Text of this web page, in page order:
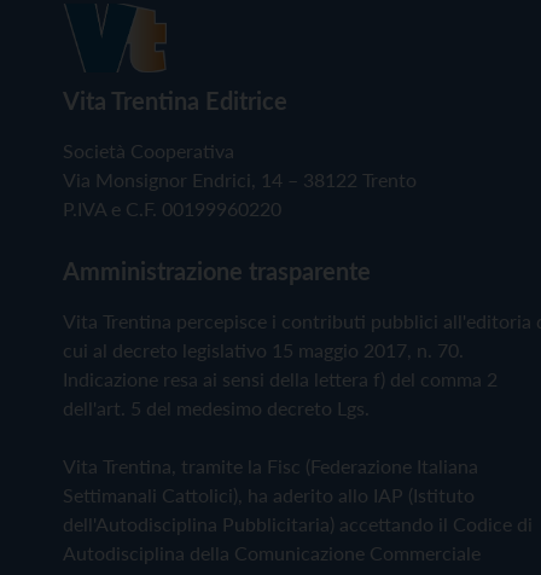
Vita Trentina Editrice
Società Cooperativa
Via Monsignor Endrici, 14 – 38122 Trento
P.IVA e C.F. 00199960220
Amministrazione trasparente
Vita Trentina percepisce i contributi pubblici all'editoria
cui al decreto legislativo 15 maggio 2017, n. 70.
Indicazione resa ai sensi della lettera f) del comma 2
dell'art. 5 del medesimo decreto Lgs.
Vita Trentina, tramite la Fisc (Federazione Italiana
Settimanali Cattolici), ha aderito allo IAP (Istituto
dell'Autodisciplina Pubblicitaria) accettando il Codice di
Autodisciplina della Comunicazione Commerciale